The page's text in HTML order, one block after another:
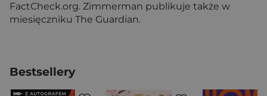
FactCheck.org. Zimmerman publikuje także w
miesięczniku The Guardian.
Bestsellery